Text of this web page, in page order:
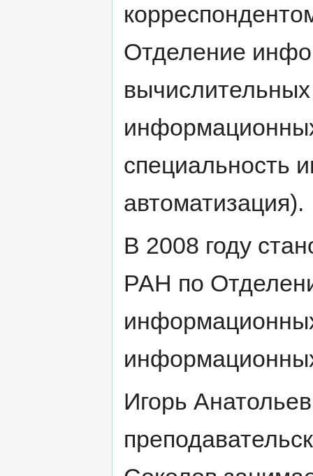
Отделение
специальность
автоматизация).
В 2008 году
РАН по
Игорь